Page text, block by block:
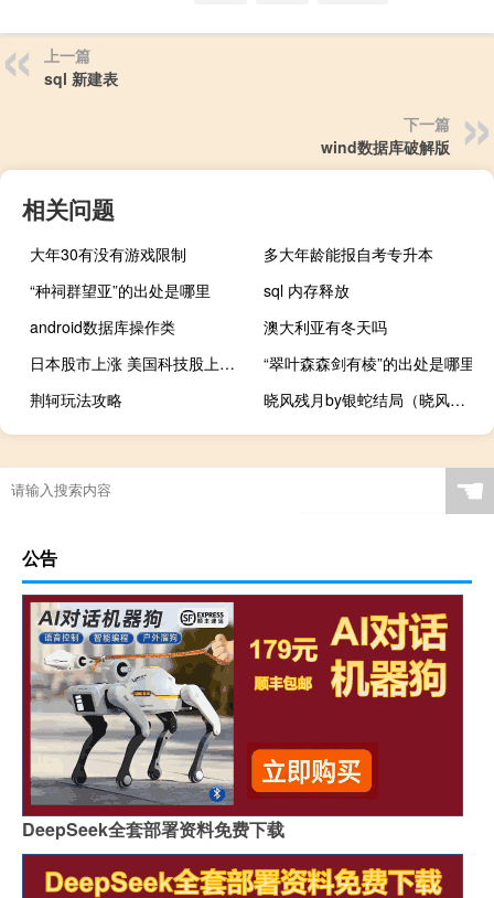
上一篇
sql 新建表
下一篇
wind数据库破解版
相关问题
大年30有没有游戏限制
多大年龄能报自考专升本
“种祠群望亚”的出处是哪里
sql 内存释放
android数据库操作类
澳大利亚有冬天吗
日本股市上涨 美国科技股上涨提振人气 且日元涨势暂停
“翠叶森森剑有棱”的出处是哪里
荆轲玩法攻略
晓风残月by银蛇结局（晓风残月入华清）
☚
公告
DeepSeek全套部署资料免费下载